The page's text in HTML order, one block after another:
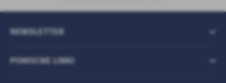
POMOCNE LINKI
NEWSLETTER